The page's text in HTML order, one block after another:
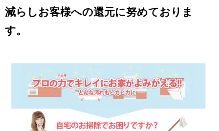
減らしお客様への還元に努めておりま
す。